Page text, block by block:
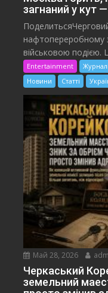
загнаний у кут
нафтопереробному
військовою подією.
Entertainment
Новини
Статті
Май 28, 2026
Черкаський
земельний